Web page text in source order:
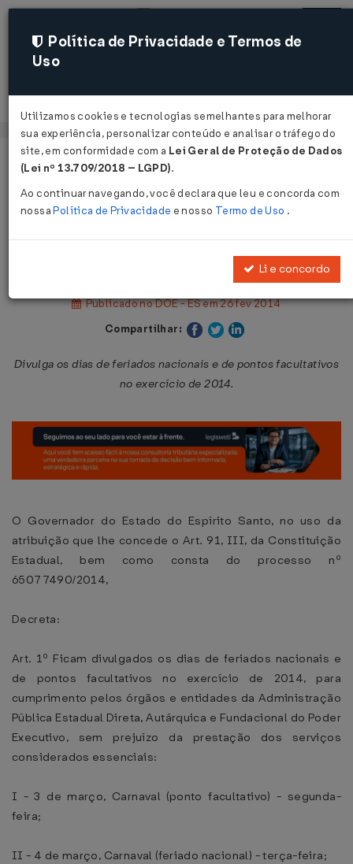
Acessar
Página Inicial
Legislações
Decreto Nº 377-S DE 25/02/2014
Publicado no DOE - ES em 26 fev 2014
Compartilhar:
Divulga os dias de feriados nacionais e de pontos facultativos
no exercício de 2014.
O Governador do Estado do Espírito Santo, no uso da
atribuição que lhe concede o Art. 91, III, da Constituição
Estadual, bem como consta do processo nº
65077490/2014,
Decreta:
Art. 1º Ficam divulgados os dias de feriados nacionais e
de pontos facultativos no exercício de 2014, para
cumprimento pelos órgãos e entidades da Administração
Pública Estadual Direta, Autárquica e Fundacional do Poder
Executivo, sem prejuízo da prestação dos serviços
considerados essenciais:
I - 3 de março, Carnaval (ponto facultativo) - segunda-
feira;
II - 4 de março, Carnaval (feriado nacional) - terça-feira;
Política de Privacidade e Termos de
Uso
Utilizamos cookies e tecnologias semelhantes para melhorar
sua experiência, personalizar conteúdo e analisar o tráfego do
site, em conformidade com a Lei Geral de Proteção de Dados
(Lei nº 13.709/2018 – LGPD).
Ao continuar navegando, você declara que leu e concorda com
nossaPolítica de Privacidade e nosso Termo de Uso .
Li e concordo